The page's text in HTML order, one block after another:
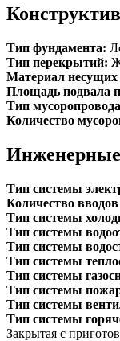
Тип фундамента:
Тип перекрытий:
Материал несущих
Площадь подвала
Тип
Количество
Тип системы
Количество
Тип системы
Тип системы
Тип системы
Тип системы
Тип системы
Тип системы
Тип системы
Тип системы
Закрытая с